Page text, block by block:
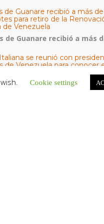
de Guanare recibió a más
para retiro de la
de Venezuela
de Guanare recibió a más
se reunió con
de Venezuela para conocer
encabezada por el
Cookie settings